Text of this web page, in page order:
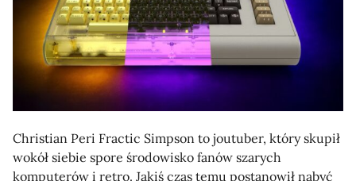
Christian Peri Fractic Simpson to joutuber, który skupił
wokół siebie spore środowisko fanów szarych
komputerów i retro. Jakiś czas temu postanowił nabyć